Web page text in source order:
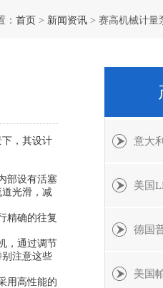
： 首页 > 新闻资讯 > 赛高机械计量
，其设计
部设有活塞
光滑，减
精确的往复
，通过调节
注意这些
用高性能的
意大
美国
德国
美国